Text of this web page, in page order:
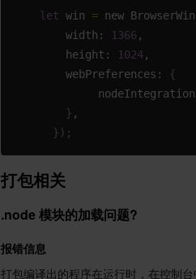
let win = new
        width:
1366 ,
        height:
1024,
        webPreferences:
{
} ,
} ) ;
打包相关
.node 模块的加载问题?
报错信息
打包编译出的程序在运行时，在控制